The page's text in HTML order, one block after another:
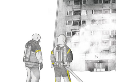
Läs E-tidningen
Om tidningen
Kontakt
Personuppgifter